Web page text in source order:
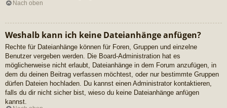
Nach oben
Weshalb kann ich keine Dateianhänge anfügen?
Rechte für Dateianhänge können für Foren, Gruppen und einzelne
Benutzer vergeben werden. Die Board-Administration hat es
möglicherweise nicht erlaubt, Dateianhänge in dem Forum anzufügen, in
dem du deinen Beitrag verfassen möchtest, oder nur bestimmte Gruppen
dürfen Dateien hochladen. Du kannst einen Administrator kontaktieren,
falls du dir nicht sicher bist, wieso du keine Dateianhänge anfügen
kannst.